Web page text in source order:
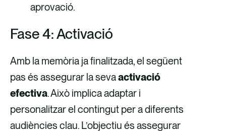
aprovació.
Fase 4: Activació
Amb la memòria ja finalitzada, el següent
pas és assegurar la sevaactivació
efectiva. Això implica adaptar i
personalitzar el contingut per a diferents
audiències clau. L’objectiu és assegurar